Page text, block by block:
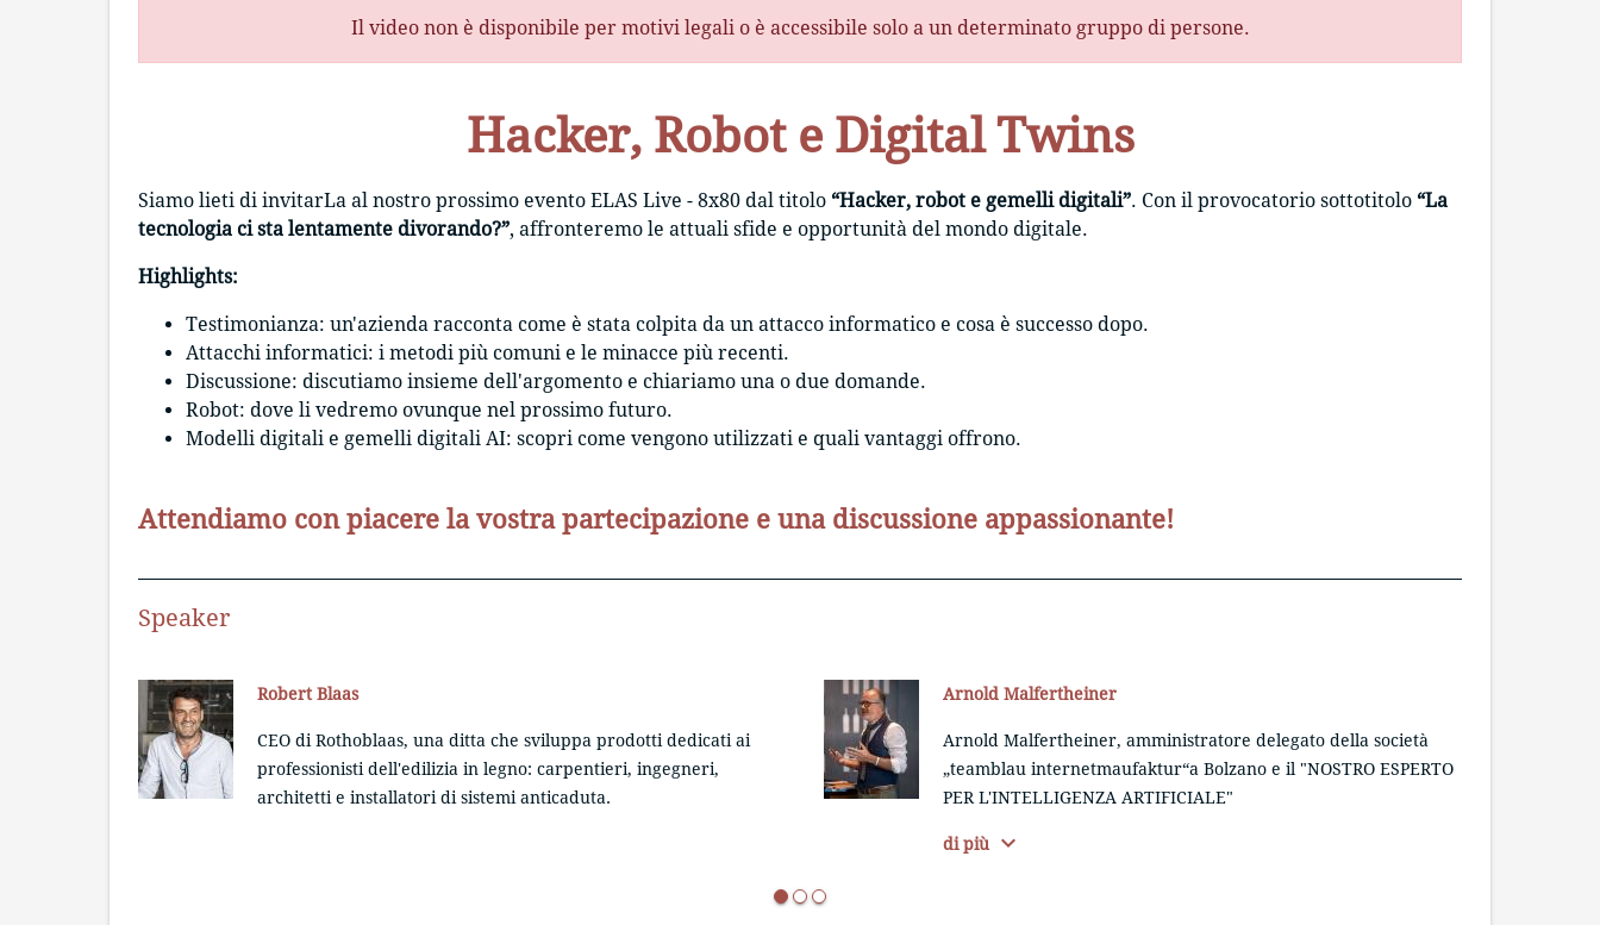
Il video non è disponibile per motivi legali o è accessibile solo a un determinato gruppo di persone.
Hacker, Robot e Digital Twins
Siamo lieti di invitarLa al nostro prossimo evento ELAS Live - 8x80 dal titolo “Hacker, robot e gemelli digitali”. Con il provocatorio sottotitolo “La
tecnologia ci sta lentamente divorando?”, affronteremo le attuali sfide e opportunità del mondo digitale.
Highlights:
Testimonianza: un'azienda racconta come è stata colpita da un attacco informatico e cosa è successo dopo.
Attacchi informatici: i metodi più comuni e le minacce più recenti.
Discussione: discutiamo insieme dell'argomento e chiariamo una o due domande.
Robot: dove li vedremo ovunque nel prossimo futuro.
Modelli digitali e gemelli digitali AI: scopri come vengono utilizzati e quali vantaggi offrono.
Attendiamo con piacere la vostra partecipazione e una discussione appassionante!
Speaker
Robert Blaas
CEO di Rothoblaas, una ditta che sviluppa prodotti dedicati ai
professionisti dell'edilizia in legno: carpentieri, ingegneri,
architetti e installatori di sistemi anticaduta.
Arnold Malfertheiner
Arnold Malfertheiner, amministratore delegato della società
„teamblau internetmaufaktur“a Bolzano e il "NOSTRO ESPERTO
PER L'INTELLIGENZA ARTIFICIALE"
di più expand_more